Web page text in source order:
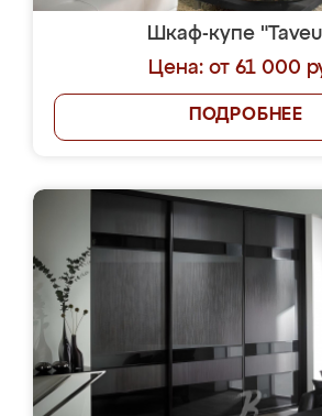
Шкаф-купе
Цена: от 61 000
ПОДРОБНЕЕ